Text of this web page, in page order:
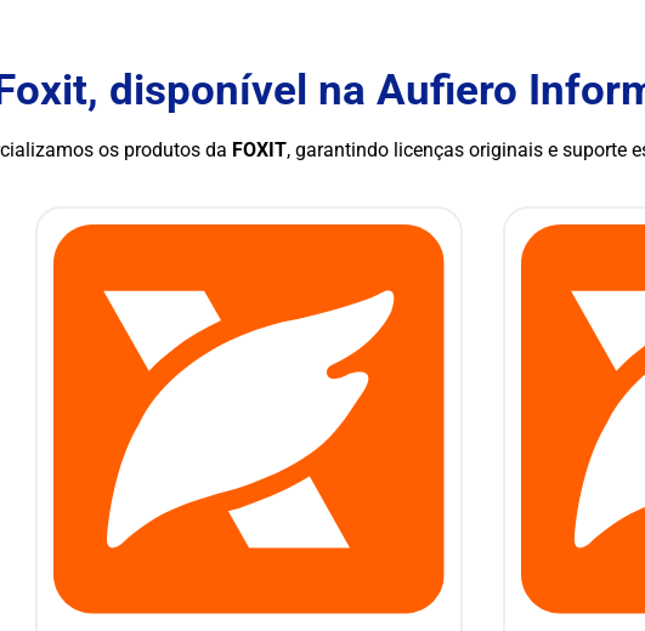
disponível na Aufiero
os produtos da FOXIT, garantindo licenças originais e suporte